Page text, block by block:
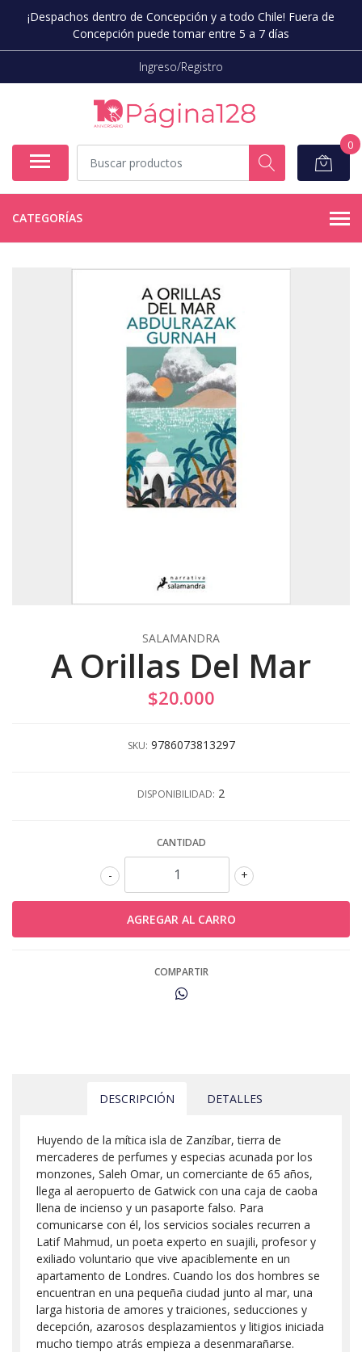
¡Despachos dentro de Concepción y a todo Chile! Fuera de
Concepción puede tomar entre 5 a 7 días
Ingreso/Registro
0
CATEGORÍAS
SALAMANDRA
A Orillas Del Mar
$20.000
SKU: 9786073813297
DISPONIBILIDAD: 2
CANTIDAD
+
-
COMPARTIR
DESCRIPCIÓN DETALLES
Huyendo de la mítica isla de Zanzíbar, tierra de
mercaderes de perfumes y especias acunada por los
monzones, Saleh Omar, un comerciante de 65 años,
llega al aeropuerto de Gatwick con una caja de caoba
llena de incienso y un pasaporte falso. Para
comunicarse con él, los servicios sociales recurren a
Latif Mahmud, un poeta experto en suajili, profesor y
exiliado voluntario que vive apaciblemente en un
apartamento de Londres. Cuando los dos hombres se
encuentran en una pequeña ciudad junto al mar, una
larga historia de amores y traiciones, seducciones y
decepción, azarosos desplazamientos y litigios iniciada
mucho tiempo atrás empieza a desenmarañarse.